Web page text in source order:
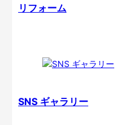
リフォーム
SNS ギャラリー